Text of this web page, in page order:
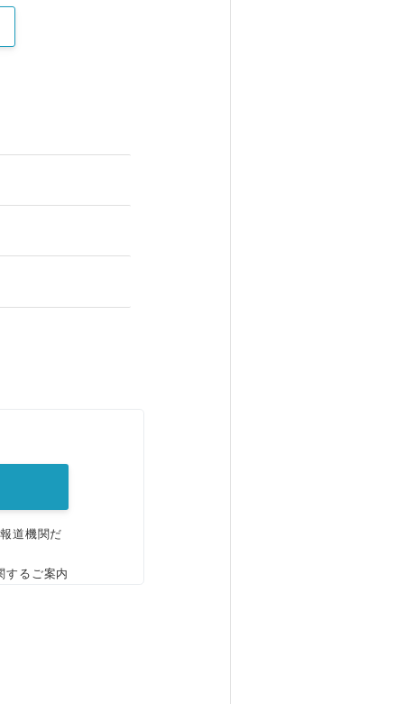
道機関だ
するご案内